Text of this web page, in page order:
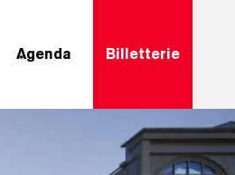
Agenda Billetterie